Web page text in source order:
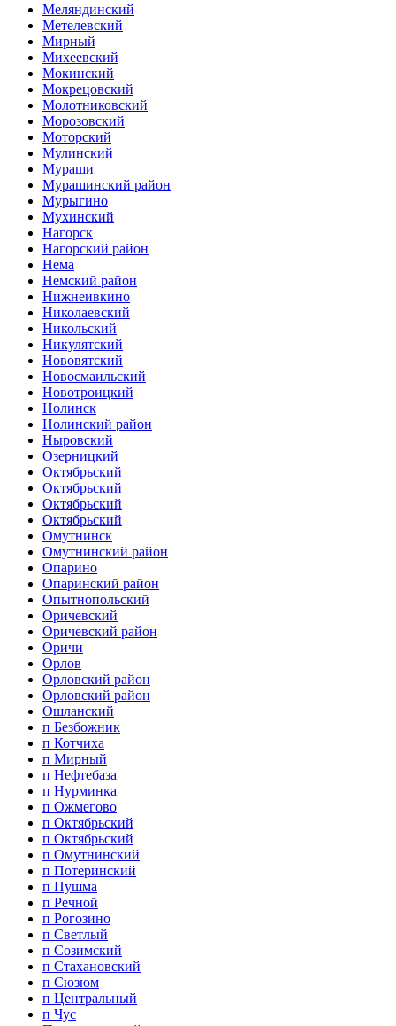
Меляндинский
Метелевский
Мирный
Михеевский
Мокинский
Мокрецовский
Молотниковский
Морозовский
Моторский
Мулинский
Мураши
Мурашинский район
Мурыгино
Мухинский
Нагорск
Нагорский район
Нема
Немский район
Нижнеивкино
Николаевский
Никольский
Никулятский
Нововятский
Новосмаильский
Новотроицкий
Нолинск
Нолинский район
Ныровский
Озерницкий
Октябрьский
Октябрьский
Октябрьский
Октябрьский
Омутнинск
Омутнинский район
Опарино
Опаринский район
Опытнопольский
Оричевский
Оричевский район
Оричи
Орлов
Орловский район
Орловский район
Ошланский
п Безбожник
п Котчиха
п Мирный
п Нефтебаза
п Нурминка
п Ожмегово
п Октябрьский
п Октябрьский
п Омутнинский
п Потеринский
п Пушма
п Речной
п Рогозино
п Светлый
п Созимский
п Стахановский
п Сюзюм
п Центральный
п Чус